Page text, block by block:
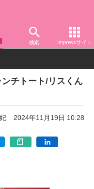
検索 Impressサイト
チトート/リスくん
2024年11月19日 10:28